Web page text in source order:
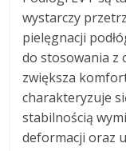
wystarczy
pielęgnacji
do stosowania z
zwiększa
charakteryzuje
stabilnością
deformacji oraz